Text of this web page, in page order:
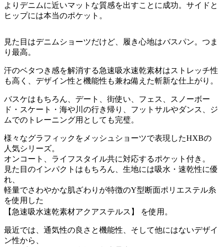
よりデニムに近いマットな質感を出すことに成功。サイドと
ヒップには本当のポケット。
見た目はデニムショーツだけど、履き心地はバスパン。つま
り最高。
汗のベタつき感を解消する急速吸水速乾素材はストレッチ性
も高く、デザイン性と機能性も兼ね備えた斬新な仕上がり。
バスケはもちろん、デート、街使い、フェス、スノーボー
ド・スケート・海や川の行き帰り、フットサルやダンス、ジ
ムでのトレーニング用としても完璧。
様々なグラフィックをメッシュショーツで表現したHXBの
人気シリーズ。
オンコート、ライフスタイル共に対応するポケット付き。
見た目のインパクトはもちろん、生地には吸水・速乾性に優
れ、
軽量でさわやかな肌ざわりが特徴のY型断面ポリエステル糸
を使用した
【急速吸水速乾素材アクアステルス】 を使用。
最近では、通気性の良さと機能性、そして他にはないデザイ
ン性から、